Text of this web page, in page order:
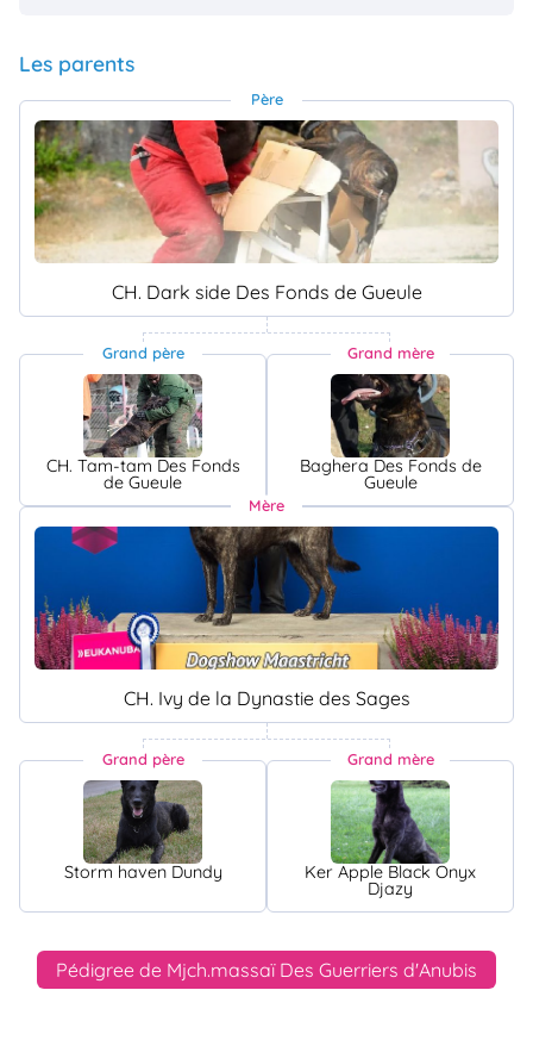
Les parents
Père
CH. Dark side Des Fonds de Gueule
Grand père
CH. Tam-tam Des Fonds
de Gueule
Grand mère
Baghera Des Fonds de
Gueule
Mère
CH. Ivy de la Dynastie des Sages
Grand père
Storm haven Dundy
Grand mère
Ker Apple Black Onyx
Djazy
Pédigree de Mjch.massaï Des Guerriers d'Anubis